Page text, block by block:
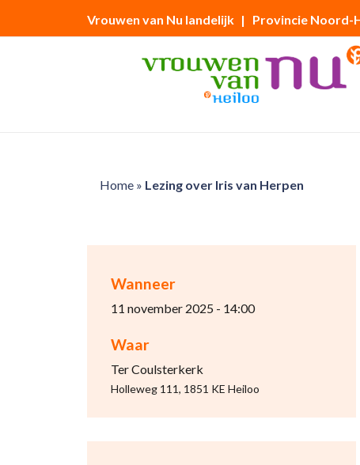
Vrouwen van Nu landelijk | Provincie Noord-
Home» Lezing over Iris van Herpen
Wanneer
11 november 2025 - 14:00
Waar
Ter Coulsterkerk
Holleweg 111, 1851 KE Heiloo